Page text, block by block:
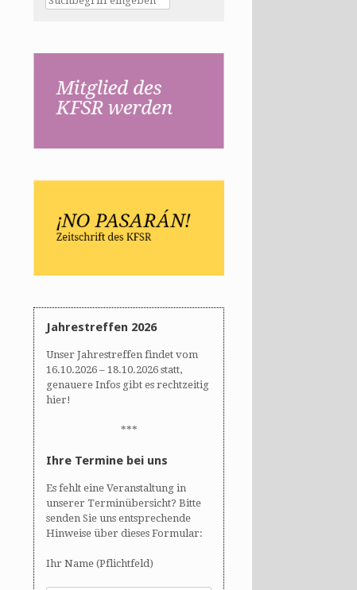
Jahrestreffen 2026
Unser Jahrestreffen findet vom
16.10.2026 – 18.10.2026 statt,
genauere Infos gibt es rechtzeitig
hier!
***
Ihre Termine bei uns
Es fehlt eine Veranstaltung in
unserer Terminübersicht? Bitte
senden Sie uns entsprechende
Hinweise über dieses Formular:
Ihr Name (Pflichtfeld)